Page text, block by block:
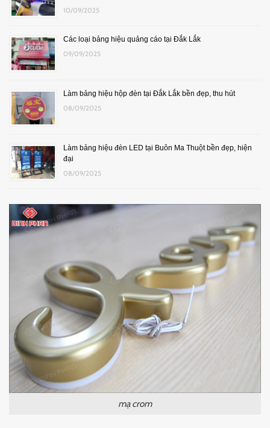
10/09/2025
Các loại bảng hiệu quảng cáo tại Đắk Lắk
09/09/2025
Làm bảng hiệu hộp đèn tại Đắk Lắk bền đẹp, thu hút
08/09/2025
Làm bảng hiệu đèn LED tại Buôn Ma Thuột bền đẹp, hiện
đại
08/09/2025
mạ crom